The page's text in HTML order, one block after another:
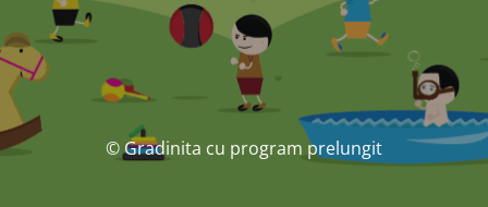
© Gradinita cu program prelungit